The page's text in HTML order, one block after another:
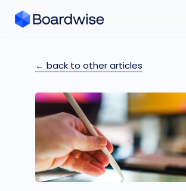
← back to other articles